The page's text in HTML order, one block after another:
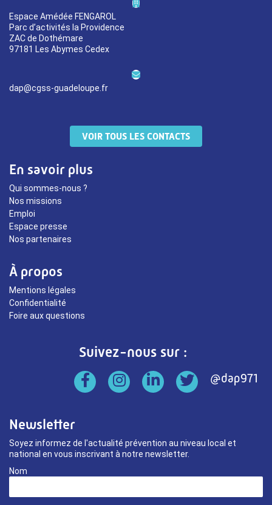
Espace Amédée FENGAROL
Parc d’activités la Providence
ZAC de Dothémare
97181 Les Abymes Cedex
dap@cgss-guadeloupe.fr
VOIR TOUS LES CONTACTS
En savoir plus
Qui sommes-nous ?
Nos missions
Emploi
Espace presse
Nos partenaires
À propos
Mentions légales
Confidentialité
Foire aux questions
Suivez-nous sur :
Newsletter
Soyez informez de l'actualité prévention au niveau local et
national en vous inscrivant à notre newsletter.
Nom